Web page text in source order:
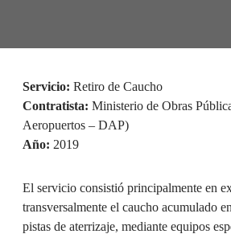
Servicio: Retiro de Caucho
Contratista: Ministerio de Obras
Aeropuertos – DAP)
Año: 2019
El servicio consistió principalmente en
transversalmente el caucho acumulado
pistas de aterrizaje, mediante equipos